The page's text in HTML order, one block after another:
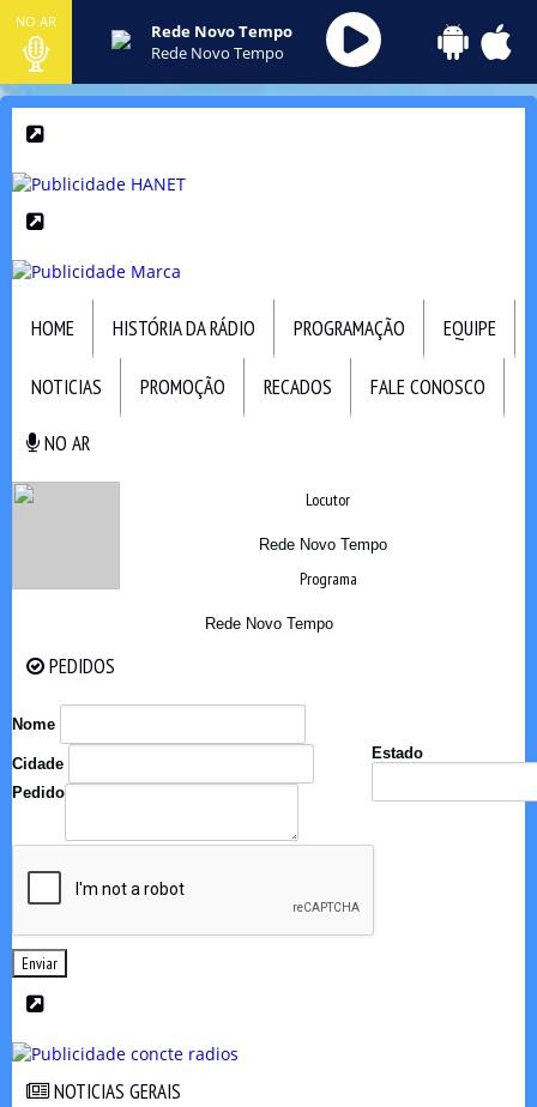
NO AR
Rede Novo Tempo
Rede Novo Tempo
HOME HISTÓRIA DA RÁDIO PROGRAMAÇÃO EQUIPE
NOTICIAS PROMOÇÃO RECADOS FALE CONOSCO
NO AR
Locutor
Rede Novo Tempo
Programa
Rede Novo Tempo
PEDIDOS
Nome
Cidade
Estado
Pedido
Enviar
NOTICIAS GERAIS